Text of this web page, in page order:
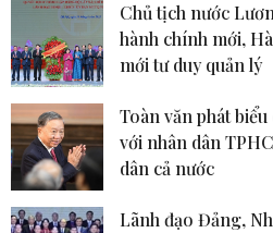
Chủ tịch nước
hành chính mới,
mới tư duy quản lý
Toàn văn phát
với nhân dân
dân cả nước
Lãnh đạo Đảng,